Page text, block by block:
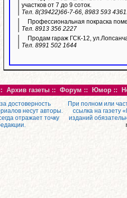
участков от 7 до 9 соток.
Тел. 8(39422)66-7-66, 8983 593
Профессиональная покраска
Тел. 8913 356 2227
Продам гараж ГСК-12,
Тел. 8991 502 1644
Архив газеты :: Форум :: Юмор ::
достоверность
несут авторы.
отражает точку
При полном или
ссылка на газету
изданий